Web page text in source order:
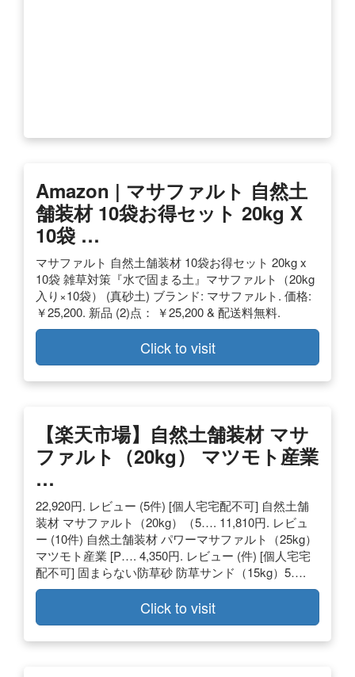
Amazon | マサファルト 自然土
舗装材 10袋お得セット 20kg X
10袋 …
マサファルト 自然土舗装材 10袋お得セット 20kg x
10袋 雑草対策『水で固まる土』マサファルト（20kg
入り×10袋） (真砂土) ブランド: マサファルト. 価格:
￥25,200. 新品 (2)点： ￥25,200 & 配送料無料.
Click to visit
【楽天市場】自然土舗装材 マサ
ファルト（20kg） マツモト産業
…
22,920円. レビュー (5件) [個人宅宅配不可] 自然土舗
装材 マサファルト（20kg）（5…. 11,810円. レビュ
ー (10件) 自然土舗装材 パワーマサファルト（25kg）
マツモト産業 [P…. 4,350円. レビュー (件) [個人宅宅
配不可] 固まらない防草砂 防草サンド（15kg）5….
Click to visit